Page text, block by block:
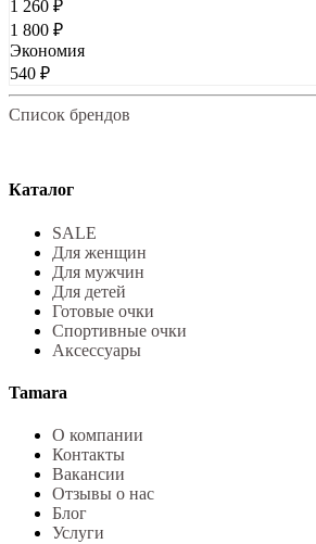
1 260 ₽
1 800 ₽
Экономия
540 ₽
Список брендов
Каталог
SALE
Для женщин
Для мужчин
Для детей
Готовые очки
Спортивные очки
Аксессуары
Tamara
О компании
Контакты
Вакансии
Отзывы о нас
Блог
Услуги